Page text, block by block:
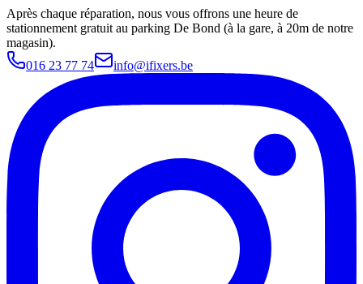
Après chaque réparation, nous vous offrons une heure de
stationnement gratuit au parking De Bond (à la gare, à 20m de notre
magasin).
016 23 77 74
info@ifixers.be